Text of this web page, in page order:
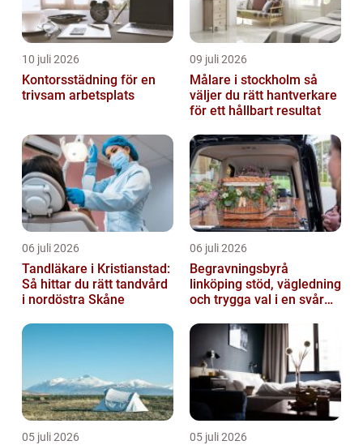
10 juli 2026
Kontorsstädning för en
trivsam arbetsplats
09 juli 2026
Målare i stockholm så
väljer du rätt hantverkare
för ett hållbart resultat
06 juli 2026
Tandläkare i Kristianstad:
Så hittar du rätt tandvård
i nordöstra Skåne
06 juli 2026
Begravningsbyrå
linköping stöd, vägledning
och trygga val i en svår
05 juli 2026 05 juli 2026